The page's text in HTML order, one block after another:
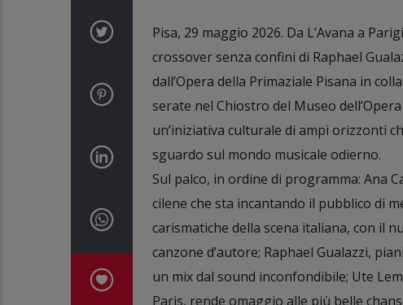
Pisa, 29 maggio 2026. Da L’Avana a
crossover senza confini di Raphael
dall’Opera della Primaziale Pisana in
serate nel Chiostro del Museo
un’iniziativa culturale di ampi orizzonti
sguardo sul mondo musicale odierno.
Sul palco, in ordine di programma: Ana
cilene che sta incantando il pubblico di
carismatiche della scena italiana, con il
canzone d’autore; Raphael Gualazzi,
un mix dal sound inconfondibile; Ute
Paris, rende omaggio alle più belle